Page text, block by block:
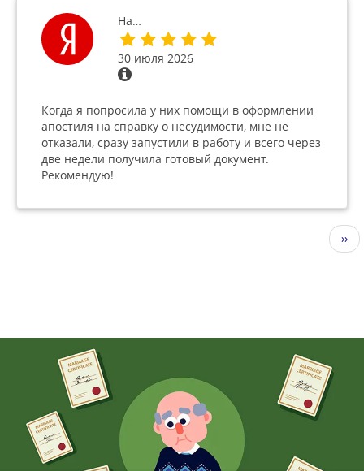
На…
30 июля 2026
Когда я попросила у них помощи в оформлении
апостиля на справку о несудимости, мне не
отказали, сразу запустили в работу и всего через
две недели получила готовый документ.
Рекомендую!
››